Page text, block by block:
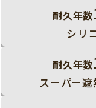
耐久年数
シリ
耐久年数
スーパー